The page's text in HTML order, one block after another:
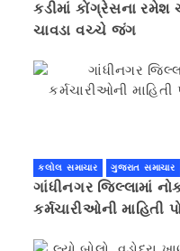
કડીમાં કોંગ્રેસના રમેશ
ચાવડા વચ્ચે જંગ
કલોલ સમાચાર ગુજરાત સમાચાર
ગાંધીનગર જિલ્લામાં
કર્મચારીઓની